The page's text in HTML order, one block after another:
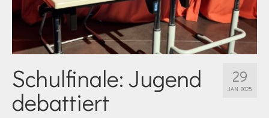
Team
29
JAN. 2025
Schulfinale: Jugend
debattiert